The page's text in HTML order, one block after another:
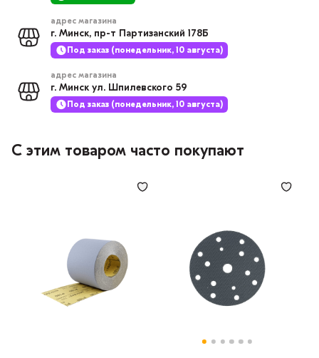
адрес магазина
г. Минск, пр-т Партизанский 178Б
Под заказ (понедельник, 10 августа)
адрес магазина
г. Минск ул. Шпилевского 59
Под заказ (понедельник, 10 августа)
С этим товаром часто покупают